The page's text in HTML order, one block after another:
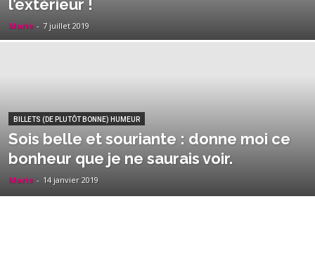
l’extérieur !
Marie - 7 juillet 2019
BILLETS (DE PLUTÔT BONNE) HUMEUR
Sois belle et souriante : donne moi ce
bonheur que je ne saurais voir.
Marie - 14 janvier 2019